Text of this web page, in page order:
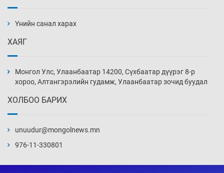
нэмэгджээ
Уржигдар 13 цаг 30 мин
Уржигдар 13 цаг 00 мин
Үнийн санал харах
ХАЯГ
Монгол Улс, Улаанбаатар 14200, Сүхбаатар дүүрэг 8-р
хороо, Алтангэрэлийн гудамж, Улаанбаатар зочид буудал
ХОЛБОО БАРИХ
unuudur@mongolnews.mn
976-11-330801